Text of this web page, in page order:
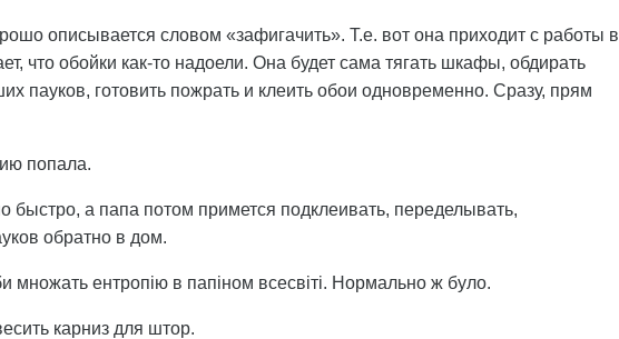
описывается словом «зафигачить». Т.е. вот она приходит с работы в
что обойки как-то надоели. Она будет сама тягать шкафы, обдирать
пауков, готовить пожрать и клеить обои одновременно. Сразу, прям
попала.
быстро, а папа потом примется подклеивать, переделывать,
обратно в дом.
множать ентропію в папіном всесвіті. Нормально ж було.
карниз для штор.